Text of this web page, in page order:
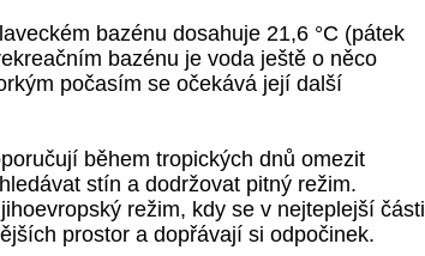
bazénu dosahuje 21,6 °C (pátek
bazénu je voda ještě o něco
počasím se očekává její další
během tropických dnů omezit
stín a dodržovat pitný režim.
režim, kdy se v nejteplejší části
prostor a dopřávají si odpočinek.